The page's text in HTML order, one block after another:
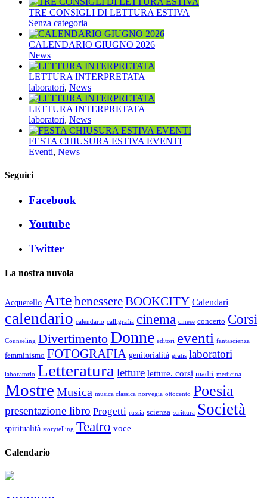
TRE CONSIGLI DI LETTURA ESTIVA
Senza categoria
CALENDARIO GIUGNO 2026
News
LETTURA INTERPRETATA
laboratori, News
LETTURA INTERPRETATA
laboratori, News
FESTA CHIUSURA ESTIVA EVENTI
Eventi, News
Seguici
Facebook
Youtube
Twitter
La nostra nuvola
Acquerello Arte benessereBOOKCITY Calendari
calendario calendario calligrafia cinema cinese concerto Corsi
Counseling DivertimentoDonne editori eventi fantascienza
femminismo FOTOGRAFIA genitorialità gratis laboratori
laboratorio Letteratura letture letture. corsi madri medicina
Mostre Musica musica classica norvegia ottocento Poesia
presentazione libro Progetti russia scienza scrittura Società
spiritualità storytelling Teatro voce
Calendario